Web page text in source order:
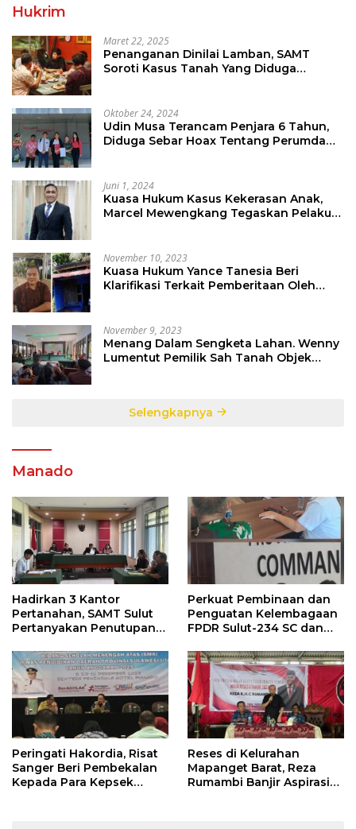
Hukrim
Maret 22, 2025
Penanganan Dinilai Lamban, SAMT
Soroti Kasus Tanah Yang Diduga
Oktober 24, 2024
Udin Musa Terancam Penjara 6 Tahun,
Diduga Sebar Hoax Tentang Perumda
Juni 1, 2024
Kuasa Hukum Kasus Kekerasan Anak,
Marcel Mewengkang Tegaskan Pelaku
November 10, 2023
Kuasa Hukum Yance Tanesia Beri
Klarifikasi Terkait Pemberitaan Oleh
November 9, 2023
Menang Dalam Sengketa Lahan. Wenny
Lumentut Pemilik Sah Tanah Objek
Selengkapnya
Manado
Hadirkan 3 Kantor
Pertanahan, SAMT Sulut
Pertanyakan Penutupan
Anggaran Negara
Perkuat Pembinaan dan
Penguatan Kelembagaan
FPDR Sulut-234 SC dan
Peringati Hakordia, Risat
Sanger Beri Pembekalan
Kepada Para Kepsek
Reses di Kelurahan
Mapanget Barat, Reza
Rumambi Banjir Aspirasi